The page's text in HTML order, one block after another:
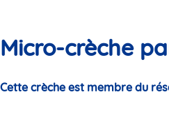
Micro-crèche
Cette crèche est membre du